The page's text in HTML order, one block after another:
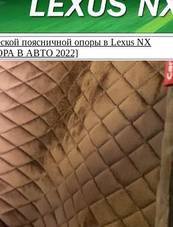
поясничной опоры в Lexus NX
В АВТО 2022]